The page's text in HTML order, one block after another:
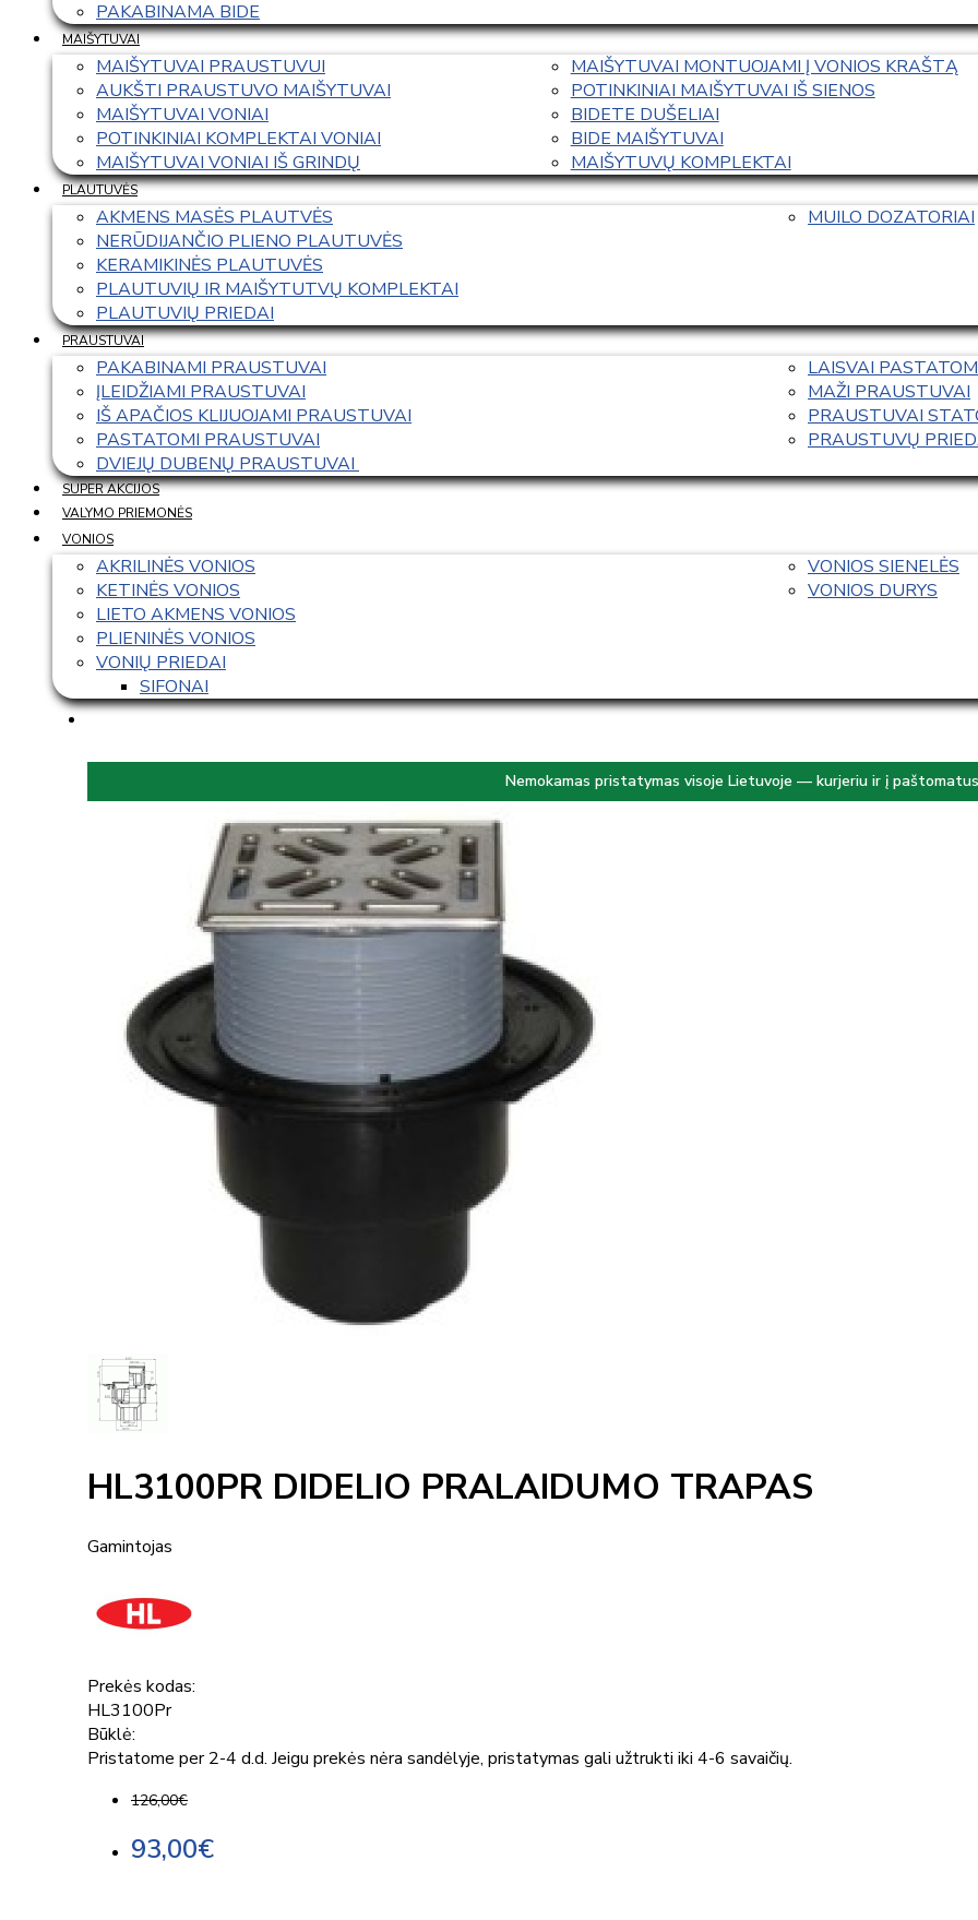
PAKABINAMA BIDE
MAIŠYTUVAI
MAIŠYTUVAI PRAUSTUVUI
AUKŠTI PRAUSTUVO MAIŠYTUVAI
MAIŠYTUVAI VONIAI
POTINKINIAI KOMPLEKTAI VONIAI
MAIŠYTUVAI VONIAI IŠ GRINDŲ
MAIŠYTUVAI MONTUOJAMI Į VONIOS KRAŠTĄ
POTINKINIAI MAIŠYTUVAI IŠ SIENOS
BIDETE DUŠELIAI
BIDE MAIŠYTUVAI
MAIŠYTUVŲ KOMPLEKTAI
PLAUTUVĖS
AKMENS MASĖS PLAUTVĖS
NERŪDIJANČIO PLIENO PLAUTUVĖS
KERAMIKINĖS PLAUTUVĖS
PLAUTUVIŲ IR MAIŠYTUTVŲ KOMPLEKTAI
PLAUTUVIŲ PRIEDAI
MUILO DOZATORIAI
PRAUSTUVAI
PAKABINAMI PRAUSTUVAI
ĮLEIDŽIAMI PRAUSTUVAI
IŠ APAČIOS KLIJUOJAMI PRAUSTUVAI
PASTATOMI PRAUSTUVAI
DVIEJŲ DUBENŲ PRAUSTUVAI
LAISVAI
MAŽI PRAUSTUVAI
PRAUSTUVAI
PRAUSTUVŲ
SUPER AKCIJOS
VALYMO PRIEMONĖS
VONIOS
AKRILINĖS VONIOS
KETINĖS VONIOS
LIETO AKMENS VONIOS
PLIENINĖS VONIOS
VONIŲ PRIEDAI
SIFONAI
VONIOS SIENELĖS
VONIOS DURYS
Nemokamas pristatymas visoje Lietuvoje — kurjeriu ir į paštomatus
HL3100PR DIDELIO PRALAIDUMO TRAPAS
Gamintojas
Prekės kodas:
HL3100Pr
Būklė:
Pristatome per 2-4 d.d. Jeigu prekės nėra sandėlyje, pristatymas gali užtrukti iki 4-6 savaičių.
126,00€
93,00€